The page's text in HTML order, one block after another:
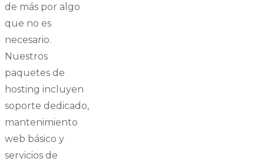
de más por algo
que no es
necesario.
Nuestros
paquetes de
hosting incluyen
soporte dedicado,
mantenimiento
web básico y
servicios de